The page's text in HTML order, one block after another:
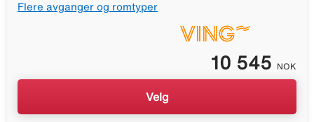
Flere avganger og romtyper
10 545 NOK
Velg